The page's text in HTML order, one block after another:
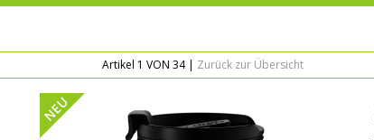
Artikel 1 VON 34 | Zurück zur Übersicht
NEU